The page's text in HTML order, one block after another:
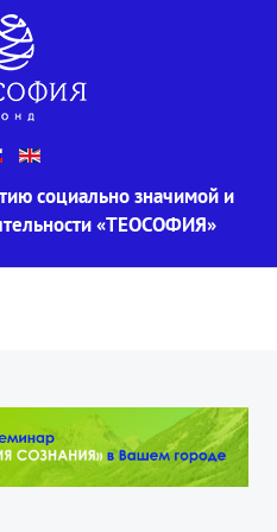
социально значимой и
«ТЕОСОФИЯ»